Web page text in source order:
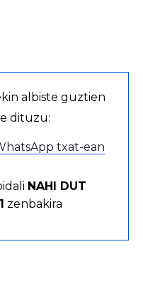
albiste guztien
dituzu:
txat-ean
NAHI DUT
zenbakira